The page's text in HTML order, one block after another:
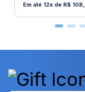
12 R$ 108